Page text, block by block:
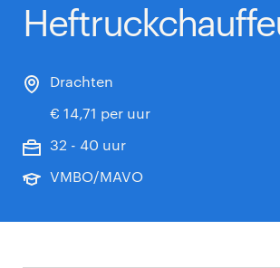
Drachten
€ 14,71 per uur
32 - 40 uur
VMBO/MAVO